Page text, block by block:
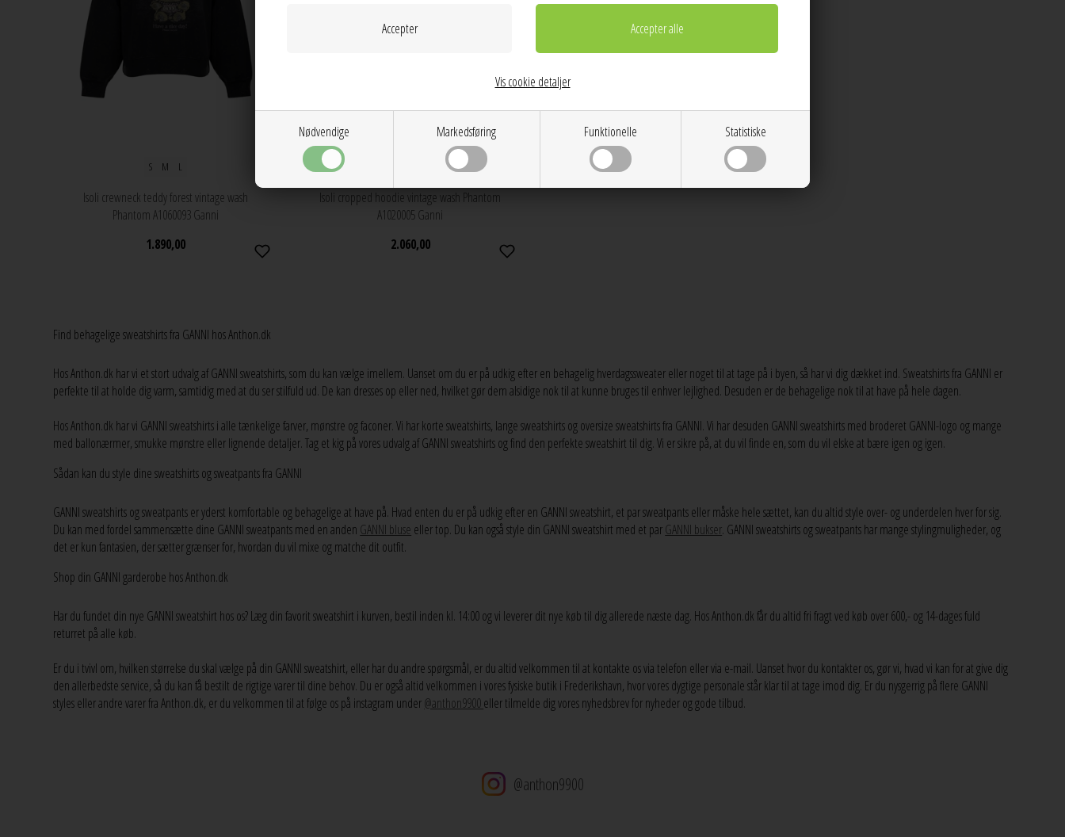
Nødvendige Markedsføring Funktionelle Statistiske
Vis cookie detaljer
S M L
Isoli crewneck teddy forest vintage wash
Phantom A1060093 Ganni
1.890,00
Isoli cropped hoodie vintage wash Phantom
A1020005 Ganni
2.060,00
Find behagelige sweatshirts fra GANNI hos Anthon.dk
Hos Anthon.dk har vi et stort udvalg af GANNI sweatshirts, som du kan vælge imellem. Uanset om du er på udkig efter en behagelig hverdagssweater eller noget til at tage på i byen, så har vi dig dækket ind. Sweatshirts fra GANNI er
perfekte til at holde dig varm, samtidig med at du ser stilfuld ud. De kan dresses op eller ned, hvilket gør dem alsidige nok til at kunne bruges til enhver lejlighed. Desuden er de behagelige nok til at have på hele dagen.
Hos Anthon.dk har vi GANNI sweatshirts i alle tænkelige farver, mønstre og faconer. Vi har korte sweatshirts, lange sweatshirts og oversize sweatshirts fra GANNI. Vi har desuden GANNI sweatshirts med broderet GANNI-logo og mange
med ballonærmer, smukke mønstre eller lignende detaljer. Tag et kig på vores udvalg af GANNI sweatshirts og find den perfekte sweatshirt til dig. Vi er sikre på, at du vil finde en, som du vil elske at bære igen og igen.
Sådan kan du style dine sweatshirts og sweatpants fra GANNI
GANNI sweatshirts og sweatpants er yderst komfortable og behagelige at have på. Hvad enten du er på udkig efter en GANNI sweatshirt, et par sweatpants eller måske hele sættet, kan du altid style over- og underdelen hver for sig.
Du kan med fordel sammensætte dine GANNI sweatpants med en anden GANNI bluse eller top. Du kan også style din GANNI sweatshirt med et parGANNI bukser. GANNI sweatshirts og sweatpants har mange stylingmuligheder, og
det er kun fantasien, der sætter grænser for, hvordan du vil mixe og matche dit outfit.
Shop din GANNI garderobe hos Anthon.dk
Har du fundet din nye GANNI sweatshirt hos os? Læg din favorit sweatshirt i kurven, bestil inden kl. 14:00 og vi leverer dit nye køb til dig allerede næste dag. Hos Anthon.dk får du altid fri fragt ved køb over 600,- og 14-dages fuld
returret på alle køb.
Er du i tvivl om, hvilken størrelse du skal vælge på din GANNI sweatshirt, eller har du andre spørgsmål, er du altid velkommen til at kontakte os via telefon eller via e-mail. Uanset hvor du kontakter os, gør vi, hvad vi kan for at give dig
den allerbedste service, så du kan få bestilt de rigtige varer til dine behov. Du er også altid velkommen i vores fysiske butik i Frederikshavn, hvor vores dygtige personale står klar til at tage imod dig. Er du nysgerrig på flere GANNI
styles eller andre varer fra Anthon.dk, er du velkommen til at følge os på instagram under@anthon9900eller tilmelde dig vores nyhedsbrev for nyheder og gode tilbud.
@anthon9900